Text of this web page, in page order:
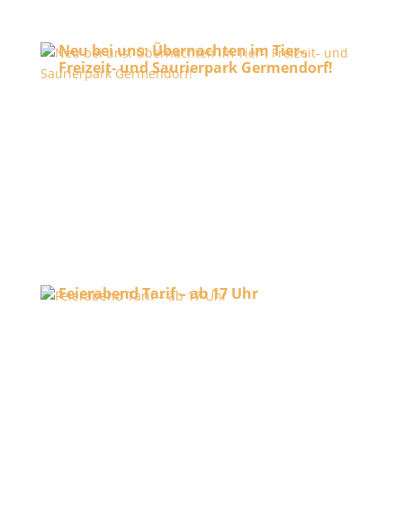
Neu bei uns: Übernachten im Tier-,
Freizeit- und Saurierpark Germendorf!
Feierabend Tarif – ab 17 Uhr